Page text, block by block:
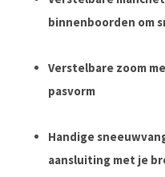
binnenboorden om
Verstelbare zoom
pasvorm
Handige
aansluiting met je